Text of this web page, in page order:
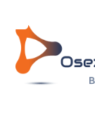
content